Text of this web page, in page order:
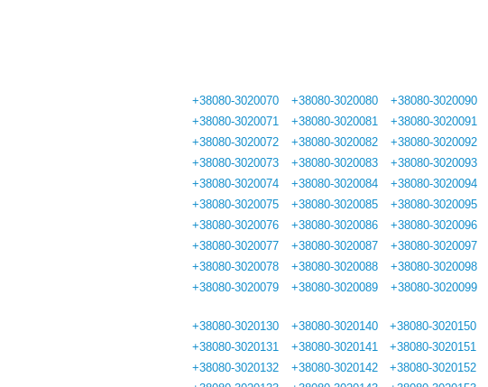
+38080-3020070
+38080-3020071
+38080-3020072
+38080-3020073
+38080-3020074
+38080-3020075
+38080-3020076
+38080-3020077
+38080-3020078
+38080-3020079
+38080-3020080
+38080-3020081
+38080-3020082
+38080-3020083
+38080-3020084
+38080-3020085
+38080-3020086
+38080-3020087
+38080-3020088
+38080-3020089
+38080-3020090
+38080-3020091
+38080-3020092
+38080-3020093
+38080-3020094
+38080-3020095
+38080-3020096
+38080-3020097
+38080-3020098
+38080-3020099
+38080-3020130
+38080-3020131
+38080-3020132
+38080-3020140
+38080-3020141
+38080-3020142
+38080-3020150
+38080-3020151
+38080-3020152